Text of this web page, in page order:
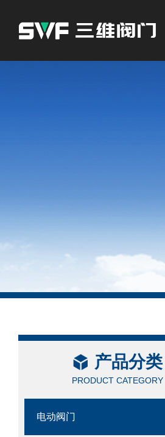
产品分类
PRODUCT CATEGORY
电动阀门